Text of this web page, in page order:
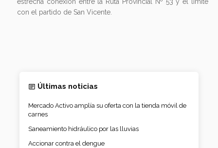
con el partido de San Vicente.
Últimas noticias
Mercado Activo amplía su oferta con la tienda móvil de
carnes
Saneamiento hidráulico por las lluvias
Accionar contra el dengue